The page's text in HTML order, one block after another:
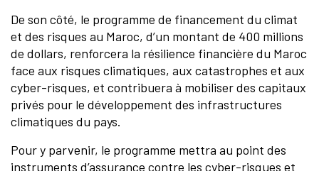
De son côté, le programme de financement du climat
et des risques au Maroc, d’un montant de 400 millions
de dollars, renforcera la résilience financière du Maroc
face aux risques climatiques, aux catastrophes et aux
cyber-risques, et contribuera à mobiliser des capitaux
privés pour le développement des infrastructures
climatiques du pays.
Pour y parvenir, le programme mettra au point des
instruments d’assurance contre les cyber-risques et